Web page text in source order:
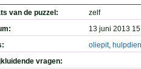
van de puzzel:
zelf
13 juni 2013
oliepit,
vragen: